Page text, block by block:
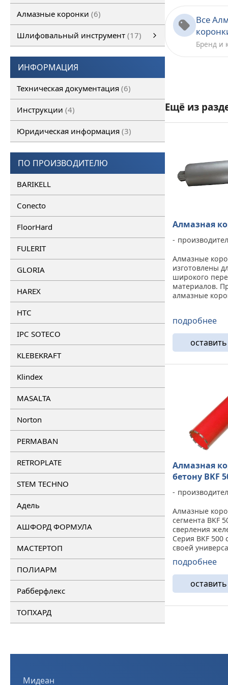
Алмазные коронки 6
Шлифовальный инструмент 17
ИНФОРМАЦИЯ
Техническая документация 6
Инструкции 4
Юридическая информация 3
ПО ПРОИЗВОДИТЕЛЮ
BARIKELL
Conecto
FloorHard
FULERIT
GLORIA
HAREX
HTC
IPC SOTECO
KLEBEKRAFT
Klindex
MASALTA
Norton
PERMABAN
RETROPLATE
STEM TECHNO
Адель
АШФОРД ФОРМУЛА
МАСТЕРТОП
ПОЛИАРМ
Рабберфлекс
ТОПХАРД
Все
Бренд и
Ещё из
Алмазная
Алмазные
изготовлены
широкого
материалов.
алмазные
и ресурсом.
позволяет без
подобрать
подробнее
Алмазная
бетону BKF
Алмазные
сегмента BKF
сверления
Серия BKF 500
своей
Такие коронки
спектр
до 5 кВт).
сверление
подробнее
Мидеан